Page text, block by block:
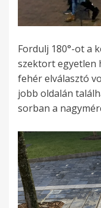
Fordulj 180°-ot a
szektort egyetlen
fehér elválasztó
jobb oldalán
sorban a